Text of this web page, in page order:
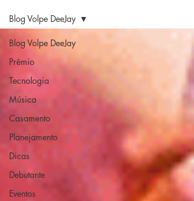
Blog Volpe DeeJay
Prêmio
Tecnologia
Música
Casamento
Planejamento
Dicas
Debutante
Eventos
Blog Volpe DeeJay